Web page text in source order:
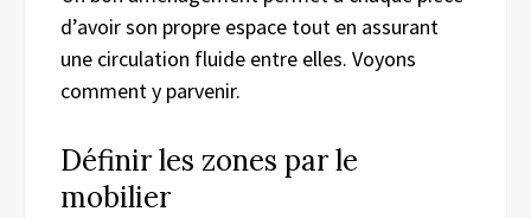
d’avoir son propre espace tout en assurant
une circulation fluide entre elles. Voyons
comment y parvenir.
Définir les zones par le
mobilier